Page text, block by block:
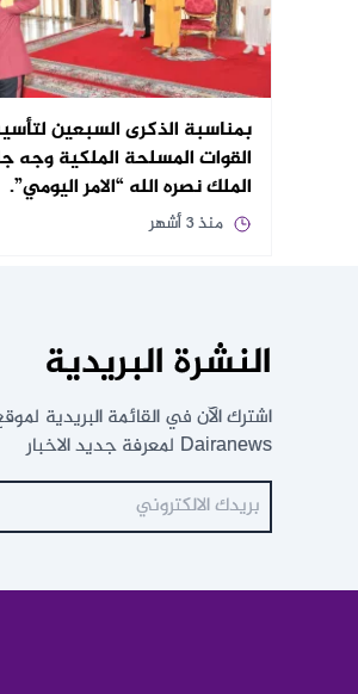
بمناسبة الذكرى السبعين
القوات المسلحة الملكية وجه
الملك نصره الله “الامر اليومي”.
منذ 3 أشهر
النشرة البريدية
اشترك الآن في القائمة البريدية
Dairanews لمعرفة جديد الاخبار